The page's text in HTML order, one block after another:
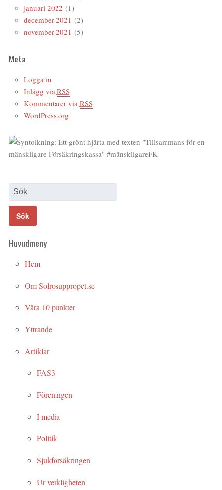
januari 2022 (1)
december 2021 (2)
november 2021 (5)
Meta
Logga in
Inlägg via RSS
Kommentarer via RSS
WordPress.org
Huvudmeny
Hem
Om Solrosuppropet.se
Våra 10 punkter
Yttrande
Artiklar
FAS3
Föreningen
I media
Politik
Sjukförsäkringen
Ur verkligheten